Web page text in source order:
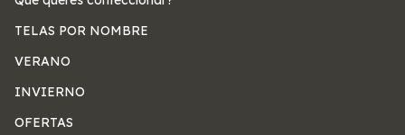
TELAS POR NOMBRE
VERANO
INVIERNO
OFERTAS